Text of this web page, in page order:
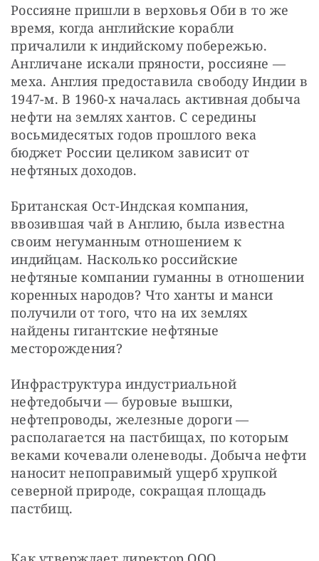
Россияне пришли в верховья Оби в то же
время, когда английские корабли
причалили к индийскому побережью.
Англичане искали пряности, россияне —
меха. Англия предоставила свободу Индии в
1947-м. В 1960-х началась активная добыча
нефти на землях хантов. С середины
восьмидесятых годов прошлого века
бюджет России целиком зависит от
нефтяных доходов.
Британская Ост-Индская компания,
ввозившая чай в Англию, была известна
своим негуманным отношением к
индийцам. Насколько российские
нефтяные компании гуманны в отношении
коренных народов? Что ханты и манси
получили от того, что на их землях
найдены гигантские нефтяные
месторождения?
Инфраструктура индустриальной
нефтедобычи — буровые вышки,
нефтепроводы, железные дороги —
располагается на пастбищах, по которым
веками кочевали оленеводы. Добыча нефти
наносит непоправимый ущерб хрупкой
северной природе, сокращая площадь
пастбищ.